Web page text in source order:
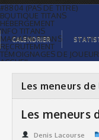
#8804 (PAS DE TITRE)
BOUTIQUE TITANS
HÉBERGEMENT
INFO TITANS
MAGASIN TITANS
RECRUTEMENT
TÉMOIGNAGES DE
ACCUEIL
GALERIE PHOTOS
STATISTIQUES
ORGANISATION
CALENDRIER
COMMANDITAIRES
CALENDRIER
Les meneurs
Les meneurs
Denis Lacourse